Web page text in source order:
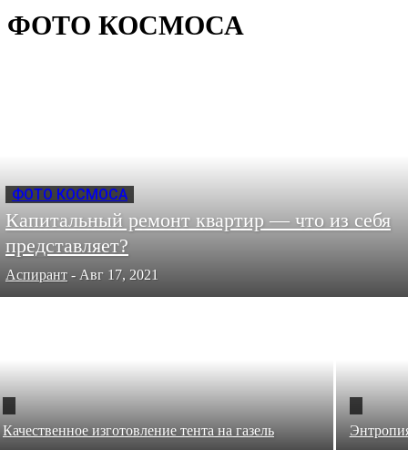
ФОТО КОСМОСА
ФОТО КОСМОСА
Капитальный ремонт квартир — что из себя
представляет?
Аспирант - Авг 17, 2021
Качественное изготовление тента на газель